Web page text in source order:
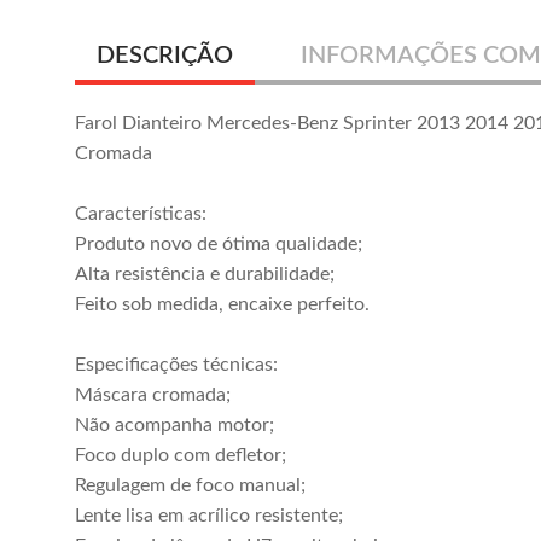
DESCRIÇÃO INFORMAÇÕES
Farol Dianteiro Mercedes-Benz Sprinter 2013 2014
Cromada
Características:
Produto novo de ótima qualidade;
Alta resistência e durabilidade;
Feito sob medida, encaixe perfeito.
Especificações técnicas:
Máscara cromada;
Não acompanha motor;
Foco duplo com defletor;
Regulagem de foco manual;
Lente lisa em acrílico resistente;
Farol Dianteiro
Sprinter 2017
2018 2019
Máscara Cinza
R$ 1.395,00
ou em até10xdeR$
139,50